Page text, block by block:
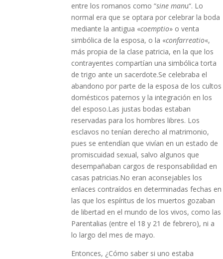
entre los romanos como “sine manu“. Lo
normal era que se optara por celebrar la boda
mediante la antigua «coemptio» o venta
simbólica de la esposa, o la «confarreatio«,
más propia de la clase patricia, en la que los
contrayentes compartían una simbólica torta
de trigo ante un sacerdote.Se celebraba el
abandono por parte de la esposa de los cultos
domésticos paternos y la integración en los
del esposo.Las justas bodas estaban
reservadas para los hombres libres. Los
esclavos no tenían derecho al matrimonio,
pues se entendían que vivían en un estado de
promiscuidad sexual, salvo algunos que
desempañaban cargos de responsabilidad en
casas patricias.No eran aconsejables los
enlaces contraídos en determinadas fechas en
las que los espíritus de los muertos gozaban
de libertad en el mundo de los vivos, como las
Parentalias (entre el 18 y 21 de febrero), ni a
lo largo del mes de mayo.
Entonces, ¿Cómo saber si uno estaba